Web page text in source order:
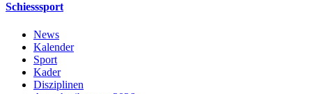
Schiesssport
News
Kalender
Sport
Kader
Disziplinen